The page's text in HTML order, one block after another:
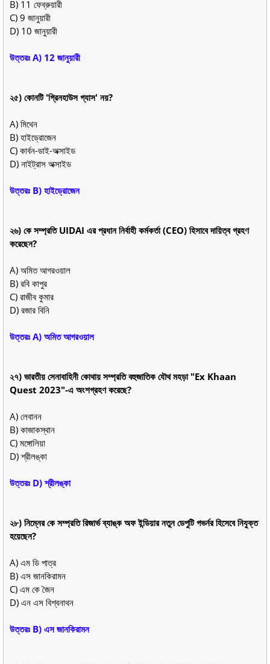
B) 11 ফেব্রুয়ারী
C) 9 জানুয়ারী
D) 10 জানুয়ারী
উত্তরঃ A) 12 জানুয়ারী
২৫) কোনটি 'গ্রিনহাউস গ্যাস' নয়?
A) মিথেন
B) হাইড্রোজেন
C) কার্বন-ডাই-অক্সাইড
D) নাইট্রাস অক্সাইড
উত্তরঃ B) হাইড্রোজেন
২৬) কে সম্প্রতি UIDAI এর প্রধান নির্বাহী কর্মকর্তা (CEO) হিসাবে দায়িত্ব গ্রহণ
করেছেন?
A) অমিত আগরওয়াল
B) রবি কাপুর
C) রাজীব কুমার
D) রজার বিনি
উত্তরঃ A) অমিত আগরওয়াল
২৭) ভারতীয় সেনাবাহিনী কোথায় সম্প্রতি বহুজাতিক যৌথ মহড়া "Ex Khaan
Quest 2023"-এ অংশগ্রহণ করেছে?
A) লেবানন
B) কাজাকস্থান
C) মঙ্গোলিয়া
D) শ্রীলঙ্কা
উত্তরঃ D) শ্রীলঙ্কা
২৮) নিম্নের কে সম্প্রতি রিজার্ভ ব্যাঙ্ক অফ ইন্ডিয়ার নতুন ডেপুটি গভর্নর হিসেবে নিযুক্ত
হয়েছেন?
A) এম ডি পাত্র
B) এস জানকিরামন
C) এম কে জৈন
D) এন এস বিশ্বনাথন
উত্তরঃ B) এস জানকিরামন